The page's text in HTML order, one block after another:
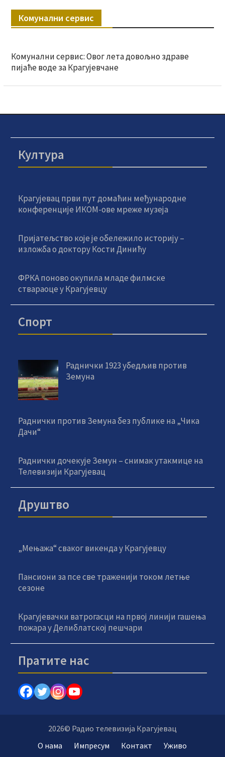
Комунални сервис
Комунални сервис: Овог лета довољно здраве
пијаће воде за Крагујевчане
Култура
Крагујевац први пут домаћин међународне
конференције ИКОМ-ове мреже музеја
Пријатељство које је обележило историју –
изложба о доктору Кости Динићу
ФРКА поново окупила младе филмске
ствараоце у Крагујевцу
Спорт
Раднички 1923 убедљив против
Земуна
Раднички против Земуна без публике на „Чика
Дачи“
Раднички дочекује Земун – снимак утакмице на
Телевизији Крагујевац
Друштво
„Мењажа“ сваког викенда у Крагујевцу
Пансиони за псе све траженији током летње
сезоне
Крагујевачки ватрогасци на првој линији гашења
пожара у Делиблатској пешчари
Пратите нас
2026© Радио телевизија Крагујевац
О нама
Импресум Контакт Уживо